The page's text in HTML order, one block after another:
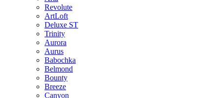
Revolute
ArtLoft
Deluxe ST
Trinity
Aurora
Aurus
Babochka
Belmond
Bounty
Breeze
Canуon